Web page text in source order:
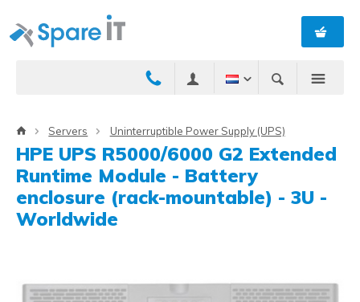
Servers Uninterruptible Power Supply (UPS)
HPE UPS R5000/6000 G2 Extended
Runtime Module - Battery
enclosure (rack-mountable) - 3U -
Worldwide